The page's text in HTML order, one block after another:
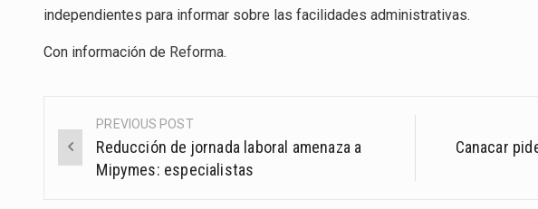
independientes para informar sobre las facilidades administrativas.
Con información de Reforma.
Post
navigation
PREVIOUS POST
Reducción de jornada laboral amenaza a
Mipymes: especialistas
Canacar